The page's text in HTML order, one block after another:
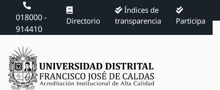
018000 -
914410
Directorio
Índices de
transparencia
Participa